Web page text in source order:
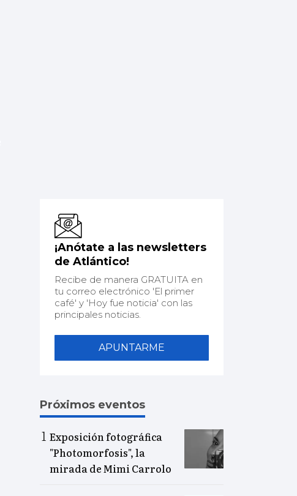
¡Anótate a las newsletters
de Atlántico!
Recibe de manera GRATUITA en
tu correo electrónico 'El primer
café' y 'Hoy fue noticia' con las
principales noticias.
APUNTARME
Próximos eventos
Exposición fotográfica
"Photomorfosis", la
mirada de Mimi Carrolo